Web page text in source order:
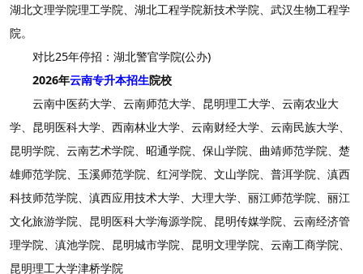
湖北文理学院理工学院、湖北工程学院新技术学院、武汉生物工程学
院。
对比25年停招：湖北警官学院(公办)
2026年云南专升本招生院校
云南中医药大学、云南师范大学、昆明理工大学、云南农业大
学、昆明医科大学、西南林业大学、云南财经大学、云南民族大学、
昆明学院、云南艺术学院、昭通学院、保山学院、曲靖师范学院、楚
雄师范学院、玉溪师范学院、红河学院、文山学院、普洱学院、滇西
科技师范学院、滇西应用技术大学、大理大学、丽江师范学院、丽江
文化旅游学院、昆明医科大学海源学院、昆明传媒学院、云南经济管
理学院、滇池学院、昆明城市学院、昆明文理学院、云南工商学院、
昆明理工大学津桥学院